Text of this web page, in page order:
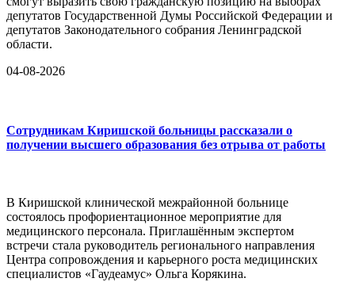
депутатов Государственной Думы Российской Федерации и
депутатов Законодательного собрания Ленинградской
области.
04-08-2026
Сотрудникам Киришской больницы рассказали о
получении высшего образования без отрыва от работы
В Киришской клинической межрайонной больнице
состоялось профориентационное мероприятие для
медицинского персонала. Приглашённым экспертом
встречи стала руководитель регионального направления
Центра сопровождения и карьерного роста медицинских
специалистов «Гаудеамус» Ольга Корякина.